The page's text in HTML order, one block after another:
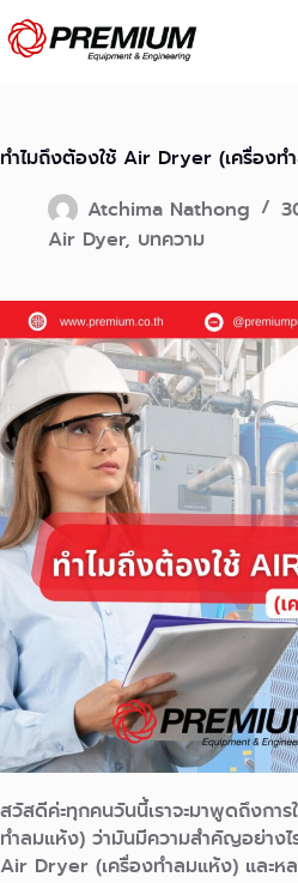
Skip
to
content
ทำไมถึงต้องใช้ Air Dryer (เครื่องท
Atchima Nathong
Air Dyer, บทความ
สวัสดีค่ะทุกคนวันนี้เราจะมาพูดถึงกา
ทำลมแห้ง) ว่ามันมีความสำคัญอย่างไ
Air Dryer (เครื่องทำลมแห้ง) และห